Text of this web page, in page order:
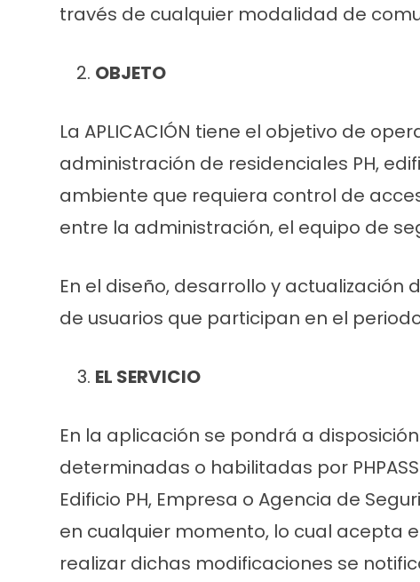
través de cualquier modalidad de
OBJETO
La APLICACIÓN tiene el objetivo de
administración de residenciales PH,
ambiente que requiera control de
entre la administración, el equipo de
En el diseño, desarrollo y actualización
de usuarios que participan en el
EL SERVICIO
En la aplicación se pondrá a
determinadas o habilitadas por
Edificio PH, Empresa o Agencia de
en cualquier momento, lo cual acepta
realizar dichas modificaciones se